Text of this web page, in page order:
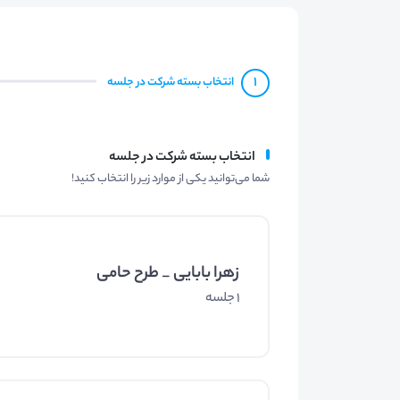
1 انتخاب بسته شرکت در جلسه
انتخاب بسته شرکت در جلسه
شما می‌توانید یکی از موارد زیر را انتخاب کنید!
زهرا بابایی _ طرح حامی
1 جلسه